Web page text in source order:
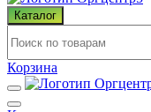
Каталог
Корзина